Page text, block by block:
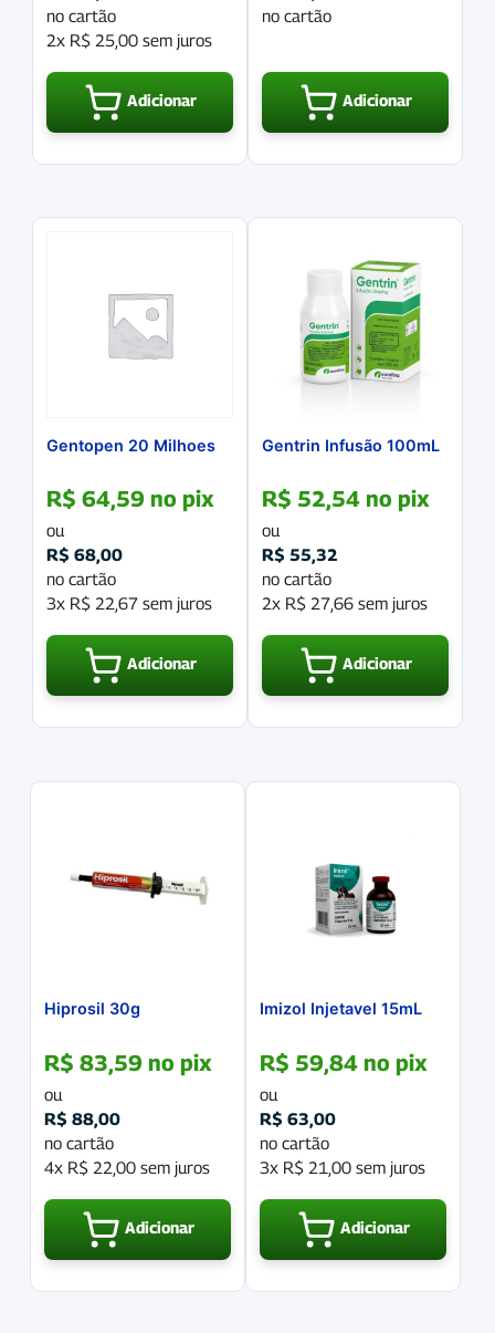
no cartão
2x R$ 25,00 sem juros
Adicionar
no cartão
Adicionar
Gentopen 20 Milhoes
R$ 64,59 no pix
ou
R$ 68,00
no cartão
3x R$ 22,67 sem juros
Adicionar
Gentrin Infusão 100mL
R$ 52,54 no pix
ou
R$ 55,32
no cartão
2x R$ 27,66 sem juros
Adicionar
Hiprosil 30g
R$ 83,59 no pix
ou
R$ 88,00
no cartão
4x R$ 22,00 sem juros
Adicionar
Imizol Injetavel 15mL
R$ 59,84 no pix
ou
R$ 63,00
no cartão
3x R$ 21,00 sem juros
Adicionar